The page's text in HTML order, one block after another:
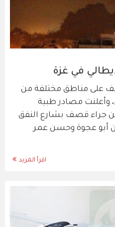
في غزة
على مناطق مختلفة من
وأعلنت مصادر طبية
جراء قصف بشارع النفق
أبو عجوة وحسن عمر
اقرأ المزيد